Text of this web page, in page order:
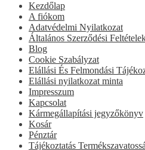
Kezdőlap
A fiókom
Adatvédelmi Nyilatkozat
Általános Szerződési
Blog
Cookie Szabályzat
Elállási És Felmondási
Elállási nyilatkozat minta
Impresszum
Kapcsolat
Kármegállapítási jegyzőkönyv
Kosár
Pénztár
Tájékoztatás